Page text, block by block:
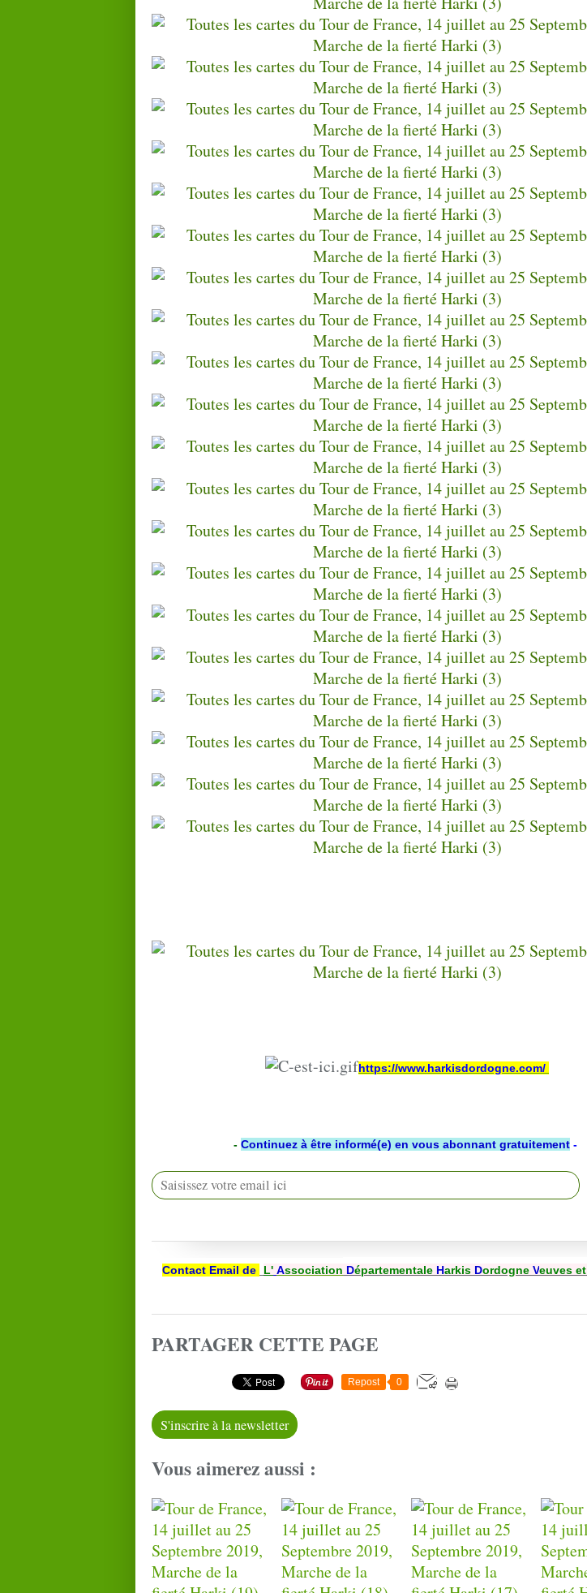
https://www.harkisdordogne.com/
- Continuez à être informé(e) en vous abonnant gratuitement -
Contact Email de L' Association Départementale Harkis Dordogne Veuves et
PARTAGER CETTE PAGE
Repost 0
S'inscrire à la newsletter
Vous aimerez aussi :